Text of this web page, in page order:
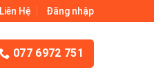
Liên Hệ Đăng nhập
077 6972 751